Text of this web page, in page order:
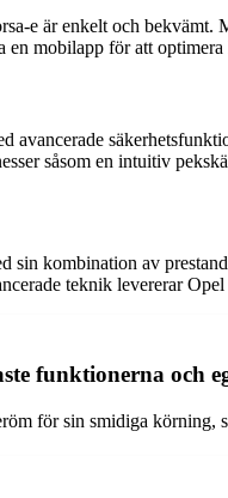
e är enkelt och bekvämt.
en mobilapp för att
avancerade
såsom en intuitiv
sin kombination av
teknik levererar
funktionerna och
för sin smidiga körning,